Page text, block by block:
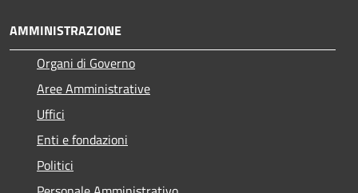
AMMINISTRAZIONE
Organi di Governo
Aree Amministrative
Uffici
Enti e fondazioni
Politici